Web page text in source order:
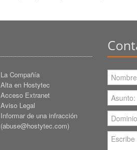
La Compañía
Alta en Hostytec
Acceso Extranet
Aviso Legal
Informar de una infracción
(abuse@hostytec.com)